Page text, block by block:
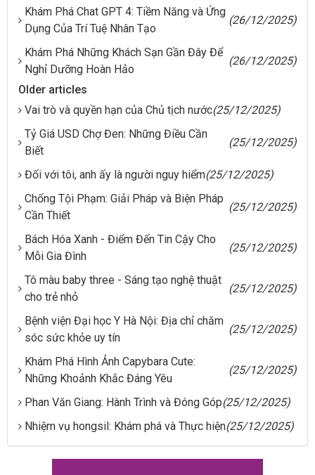
Khám Phá Chat GPT 4: Tiềm Năng và Ứng
Dụng Của Trí Tuệ Nhân Tạo
(26/12/2025)
Khám Phá Những Khách Sạn Gần Đây Để
Nghỉ Dưỡng Hoàn Hảo
(26/12/2025)
Older articles
Vai trò và quyền hạn của Chủ tịch nước(25/12/2025)
Tỷ Giá USD Chợ Đen: Những Điều Cần
Biết
(25/12/2025)
Đối với tôi, anh ấy là người nguy hiểm(25/12/2025)
Chống Tội Phạm: Giải Pháp và Biện Pháp
Cần Thiết
(25/12/2025)
Bách Hóa Xanh - Điểm Đến Tin Cậy Cho
Mỗi Gia Đình
(25/12/2025)
Tô màu baby three - Sáng tạo nghệ thuật
cho trẻ nhỏ
(25/12/2025)
Bệnh viện Đại học Y Hà Nội: Địa chỉ chăm
sóc sức khỏe uy tín
(25/12/2025)
Khám Phá Hình Ảnh Capybara Cute:
Những Khoảnh Khắc Đáng Yêu
(25/12/2025)
Phan Văn Giang: Hành Trình và Đóng Góp(25/12/2025)
Nhiệm vụ hongsil: Khám phá và Thực hiện(25/12/2025)